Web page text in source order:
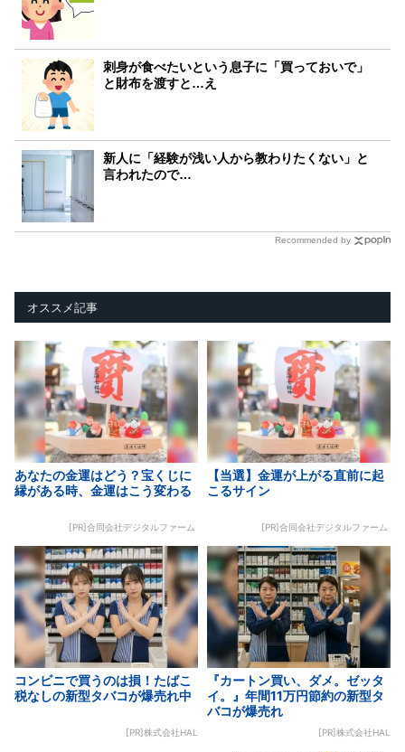
刺身が食べたいという息子に「買っておいで」
と財布を渡すと…え
新人に「経験が浅い人から教わりたくない」と
言われたので…
Recommended by
オススメ記事
あなたの金運はどう？宝くじに
縁がある時、金運はこう変わる
[PR]合同会社デジタルファーム
【当選】金運が上がる直前に起
こるサイン
[PR]合同会社デジタルファーム
コンビニで買うのは損！たばこ
税なしの新型タバコが爆売れ中
[PR]株式会社HAL
『カートン買い、ダメ。ゼッタ
イ。』年間11万円節約の新型タ
バコが爆売れ
[PR]株式会社HAL